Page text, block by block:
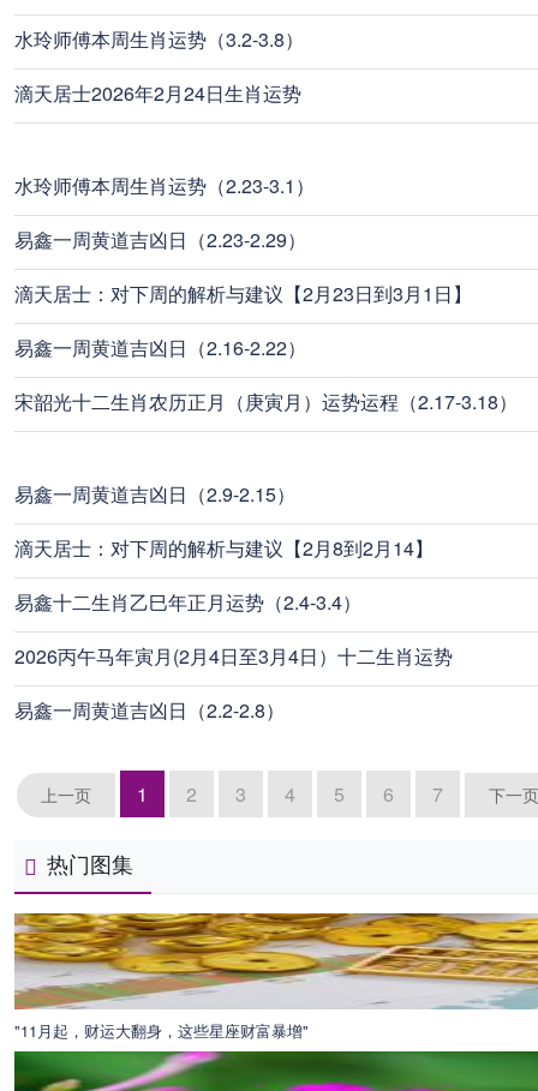
水玲师傅本周生肖运势（3.2-3.8）
滴天居士2026年2月24日生肖运势
水玲师傅本周生肖运势（2.23-3.1）
易鑫一周黄道吉凶日（2.23-2.29）
滴天居士：对下周的解析与建议【2月23日到3月1日】
易鑫一周黄道吉凶日（2.16-2.22）
宋韶光十二生肖农历正月（庚寅月）运势运程（2.17-3.18）
易鑫一周黄道吉凶日（2.9-2.15）
滴天居士：对下周的解析与建议【2月8到2月14】
易鑫十二生肖乙巳年正月运势（2.4-3.4）
2026丙午马年寅月(2月4日至3月4日）十二生肖运势
易鑫一周黄道吉凶日（2.2-2.8）
上一页 1 2 3 4 5 6 7 下一页
热门图集
"11月起，财运大翻身，这些星座财富暴增"